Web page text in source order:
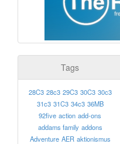
Tags
28C3 28c3 29C3 30C3 30c3
31c3 31C3 34c3 36MB
92five action add-ons
addams family addons
Adventure AER aktionismus